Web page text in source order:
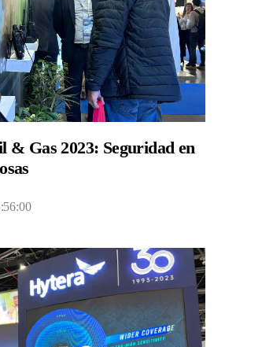
& Gas 2023: Seguridad en